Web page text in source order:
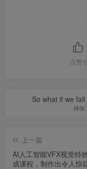
点赞 0
So what if we
摔倒
上一篇
AI人工智能VFX视觉特
成课程，制作出令人惊